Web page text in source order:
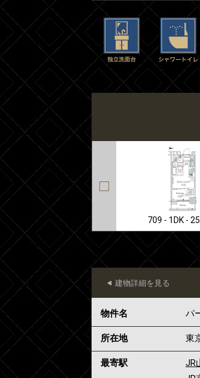
709 - 1DK -
建物詳細を見る
物件名 パ
所在地 東
最寄駅 JR